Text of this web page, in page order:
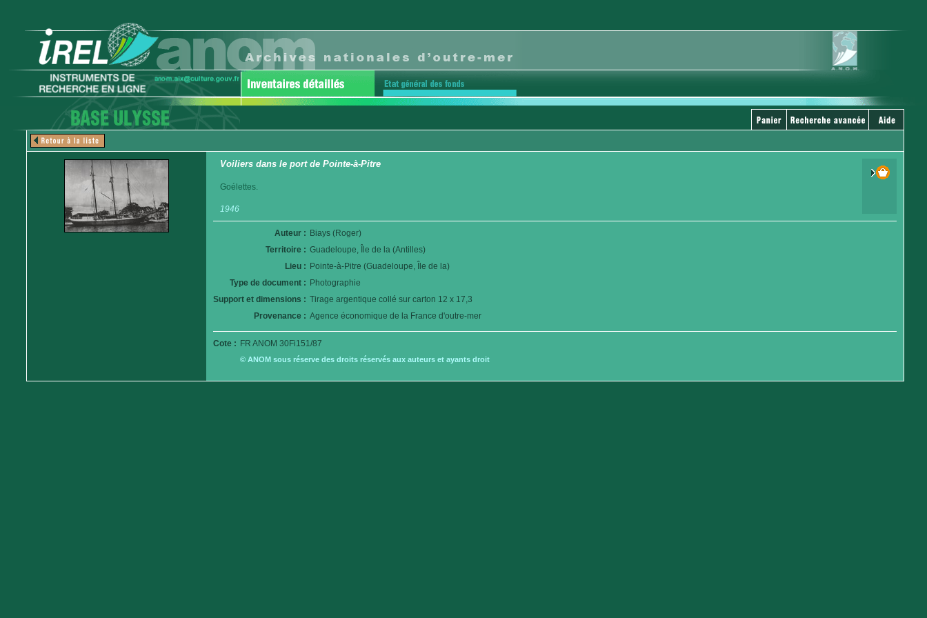
Voiliers dans le port de Pointe-à-Pitre
Goélettes.
1946
Auteur : Biays (Roger)
Territoire : Guadeloupe, Île de la (Antilles)
Lieu : Pointe-à-Pitre (Guadeloupe, Île de la)
Type de document : Photographie
Support et dimensions : Tirage argentique collé sur carton 12 x 17,3
Provenance : Agence économique de la France d'outre-mer
Cote : FR ANOM 30Fi151/87
© ANOM sous réserve des droits réservés aux auteurs et ayants droit